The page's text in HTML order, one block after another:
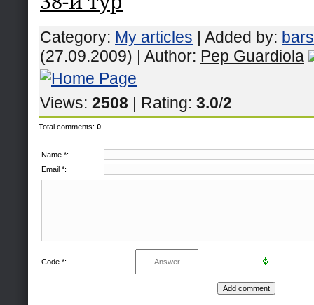
Category: My articles Added by:
(27.09.2009) | Author: Pep Guardiola
Views: 2508 Rating: 3.0/2
Total comments: 0
Name *:
Email *:
Code *: